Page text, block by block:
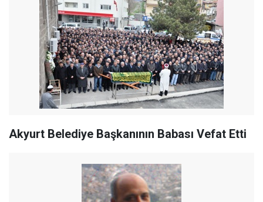
Akyurt Belediye Başkanının Babası Vefat Etti